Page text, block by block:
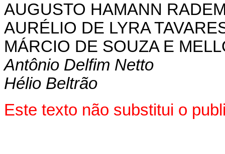
AUGUSTO HAMANN
AURÉLIO DE LYRA
MÁRCIO DE SOUZA E
Antônio Delfim Netto
Hélio Beltrão
Este texto não substitui o